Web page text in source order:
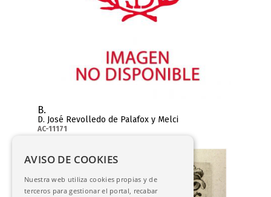
B.
D. José Revolledo de Palafox y Melci
AC-11171
AVISO DE COOKIES
Nuestra web utiliza cookies propias y de
terceros para gestionar el portal, recabar